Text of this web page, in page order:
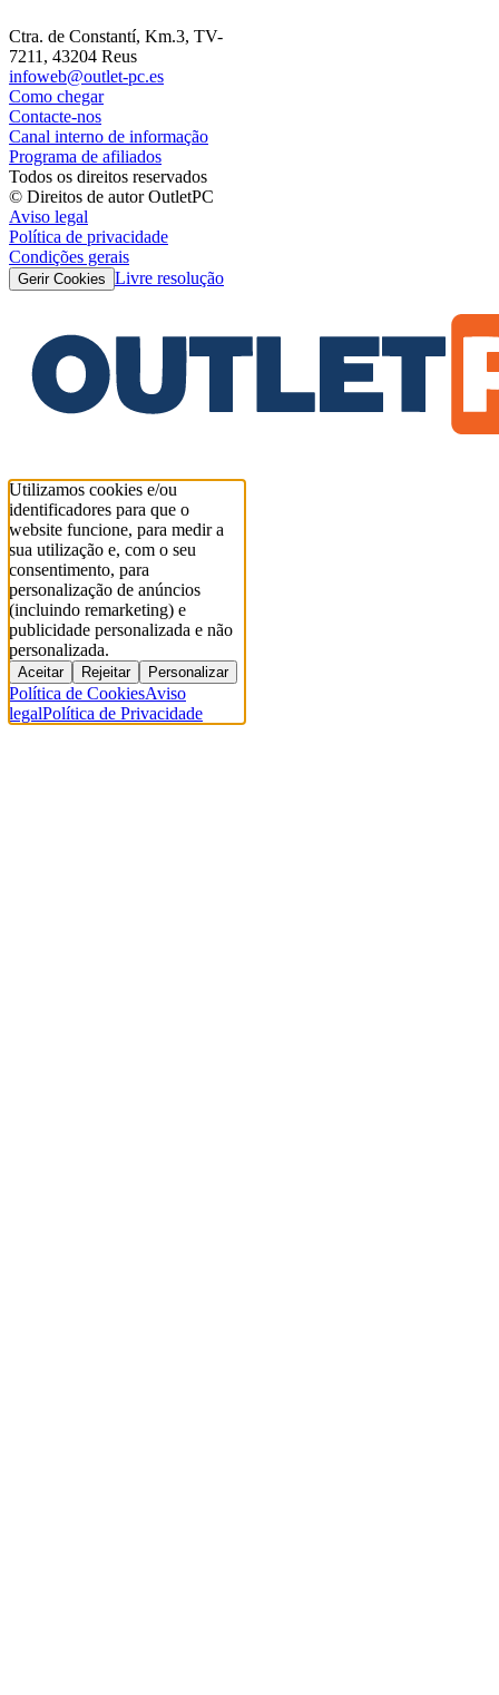
Ctra. de Constantí, Km.3, TV-
7211, 43204 Reus
infoweb@outlet-pc.es
Como chegar
Contacte-nos
Canal interno de informação
Programa de afiliados
Todos os direitos reservados
© Direitos de autor OutletPC
Aviso legal
Política de privacidade
Condições gerais
Gerir Cookies Livre resolução
Utilizamos cookies e/ou
identificadores para que o
website funcione, para medir a
sua utilização e, com o seu
consentimento, para
personalização de anúncios
(incluindo remarketing) e
publicidade personalizada e não
personalizada.
Aceitar Rejeitar Personalizar
Política de CookiesAviso
legalPolítica de Privacidade